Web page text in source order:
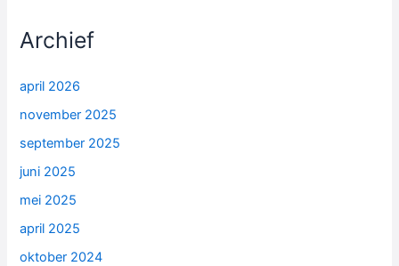
Archief
april 2026
november 2025
september 2025
juni 2025
mei 2025
april 2025
oktober 2024